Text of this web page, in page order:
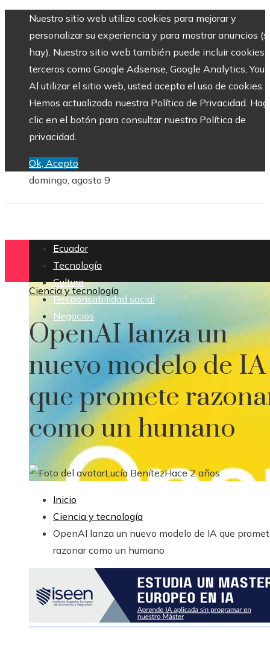
Nuestro sitio web utiliza cookies para mejorar y
personalizar su experiencia y para mostrar anuncios
hay). Nuestro sitio web también puede incluir cookies
terceros como Google Adsense, Google Analytics,
Al utilizar el sitio web, usted acepta el uso de cookies.
Hemos actualizado nuestra Política de Privacidad.
clic en el botón para consultar nuestra Política de
privacidad.
Ok, Acepto
domingo, agosto 9
Ecuador
Tecnología
Cultura
Responsabilidad social
Negocios
Ciencia y tecnología
OpenAI lanza un
nuevo modelo de IA
que promete
como un humano
Lucía BenítezHace 2 años
Inicio
Ciencia y tecnología
OpenAI lanza un nuevo modelo de IA que
razonar como un humano